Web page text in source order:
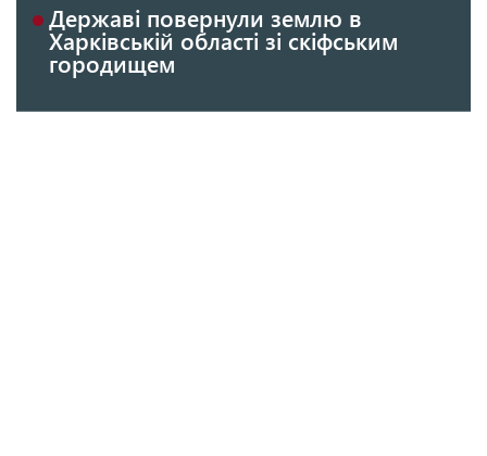
Державі повернули землю в
Харківській області зі скіфським
городищем